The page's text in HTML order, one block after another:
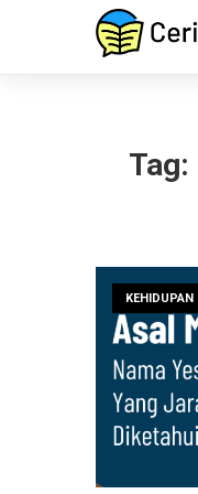
Tag:
KEHIDUPAN